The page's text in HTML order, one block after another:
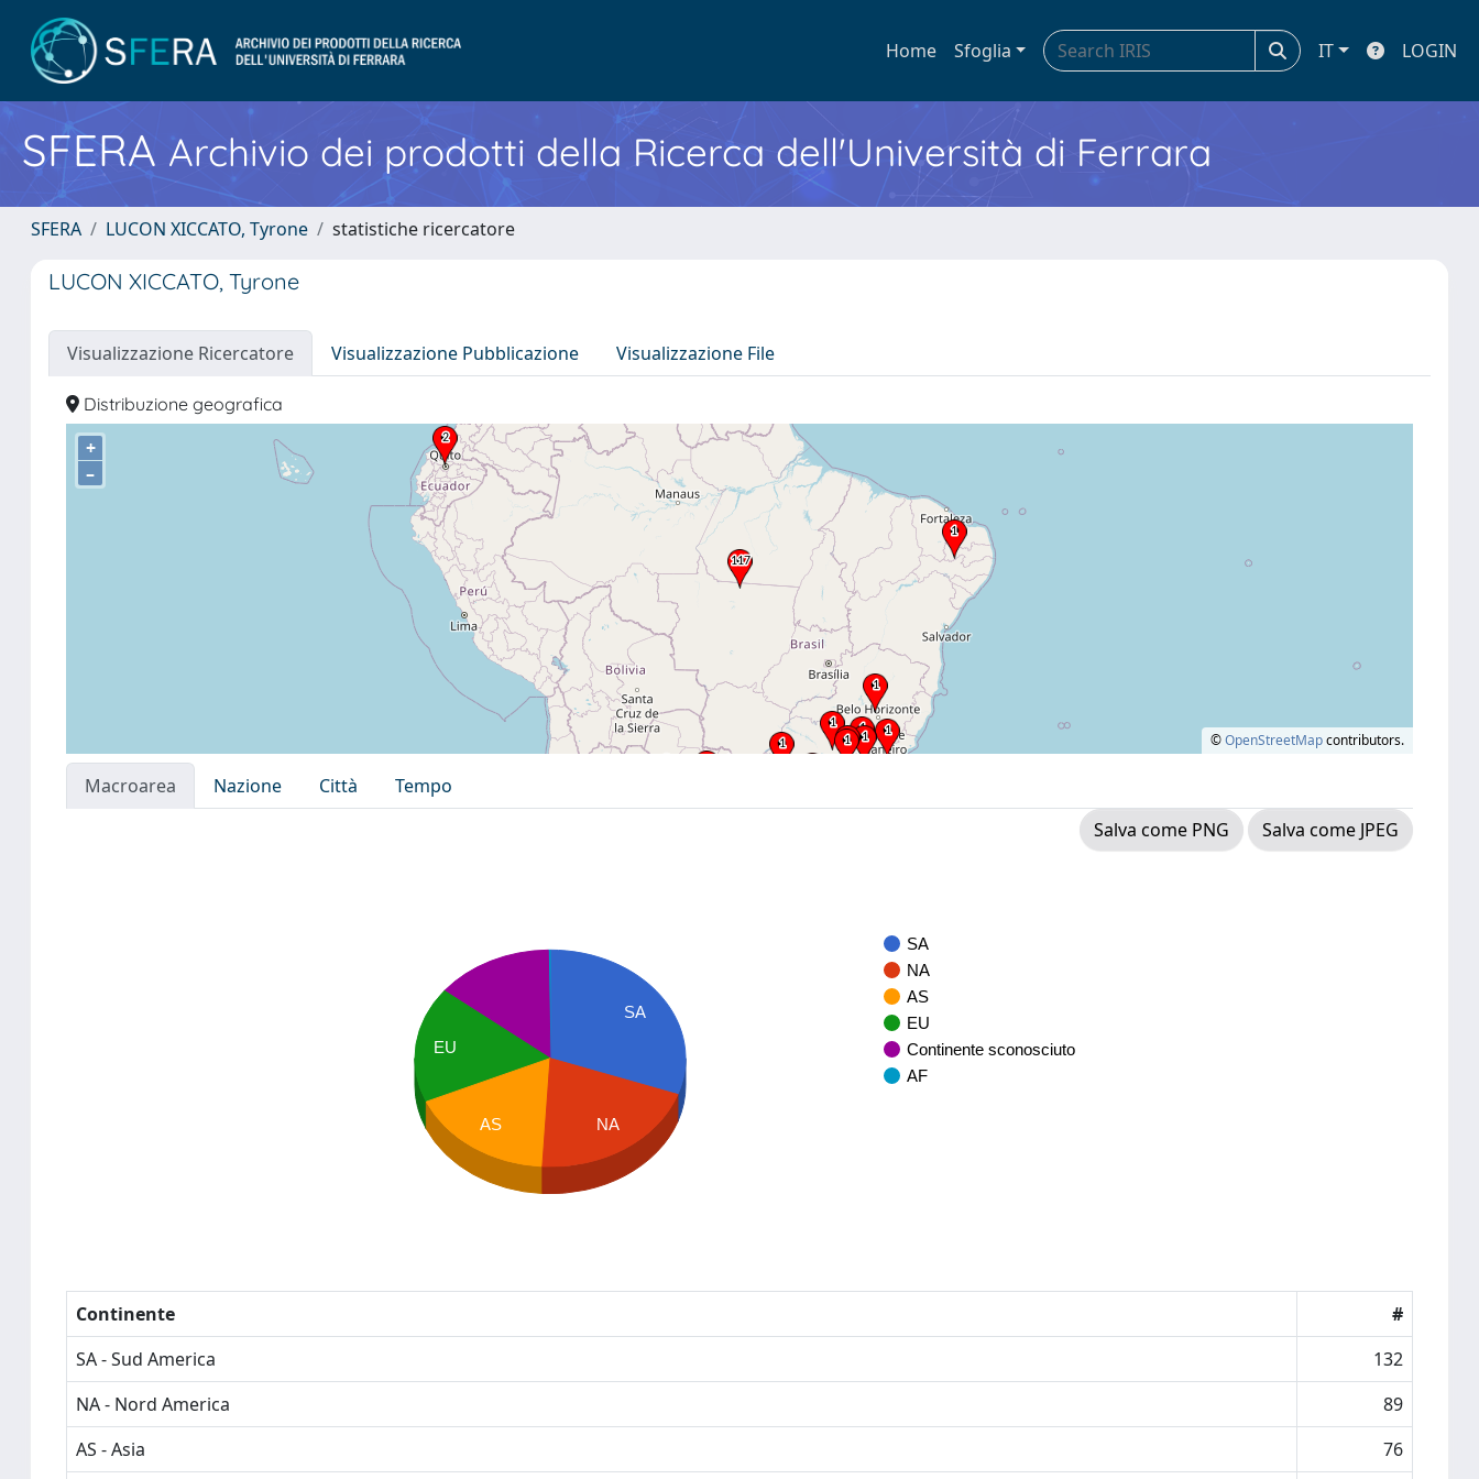
Home Sfoglia IT LOGIN
SFERA Archivio dei prodotti della Ricerca dell'Università di Ferrara
SFERA LUCON XICCATO, Tyrone statistiche ricercatore
LUCON XICCATO, Tyrone
Visualizzazione Ricercatore Visualizzazione Pubblicazione Visualizzazione File
Distribuzione geografica
+
–
©OpenStreetMapcontributors.
Macroarea Nazione Città
Tempo
Salva come PNG
Salva come JPEG
SA
NA
AS
EU
Continente sconosciuto
AF
SA
EU
AS NA
Continente
#
SA - Sud America
132
NA - Nord America
89
AS - Asia
76